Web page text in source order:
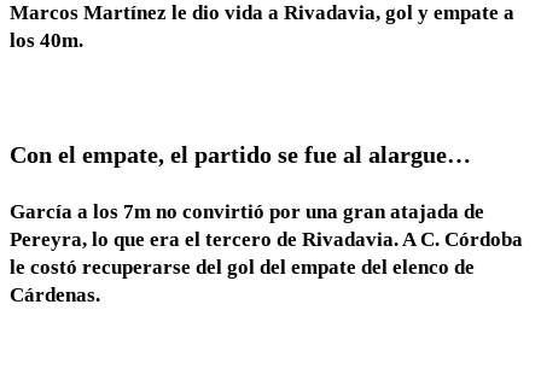
Marcos Martínez le dio vida a Rivadavia, gol y empate a
los 40m.
Con el empate, el partido se fue al alargue…
García a los 7m no convirtió por una gran atajada de
Pereyra, lo que era el tercero de Rivadavia. A C. Córdoba
le costó recuperarse del gol del empate del elenco de
Cárdenas.